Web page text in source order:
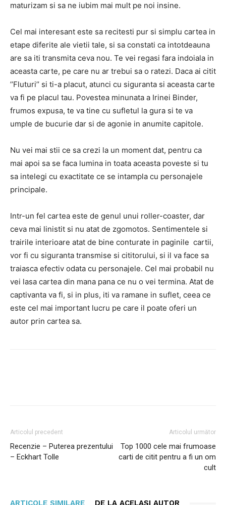
maturizam si sa ne iubim mai mult pe noi insine.
Cel mai interesant este sa recitesti pur si simplu cartea in
etape diferite ale vietii tale, si sa constati ca intotdeauna
are sa iti transmita ceva nou. Te vei regasi fara indoiala in
aceasta carte, pe care nu ar trebui sa o ratezi. Daca ai citit
’’Fluturi’’ si ti-a placut, atunci cu siguranta si aceasta carte
va fi pe placul tau. Povestea minunata a Irinei Binder,
frumos expusa, te va tine cu sufletul la gura si te va
umple de bucurie dar si de agonie in anumite capitole.
Nu vei mai stii ce sa crezi la un moment dat, pentru ca
mai apoi sa se faca lumina in toata aceasta poveste si tu
sa intelegi cu exactitate ce se intampla cu personajele
principale.
Intr-un fel cartea este de genul unui roller-coaster, dar
ceva mai linistit si nu atat de zgomotos. Sentimentele si
trairile interioare atat de bine conturate in paginile cartii,
vor fi cu siguranta transmise si cititorului, si il va face sa
traiasca efectiv odata cu personajele. Cel mai probabil nu
vei lasa cartea din mana pana ce nu o vei termina. Atat de
captivanta va fi, si in plus, iti va ramane in suflet, ceea ce
este cel mai important lucru pe care il poate oferi un
autor prin cartea sa.
Articolul precedent
Recenzie – Puterea prezentului
– Eckhart Tolle
Articolul următor
Top 1000 cele mai frumoase
carti de citit pentru a fi un om
cult
ARTICOLE SIMILARE DE LA ACELAȘI AUTOR